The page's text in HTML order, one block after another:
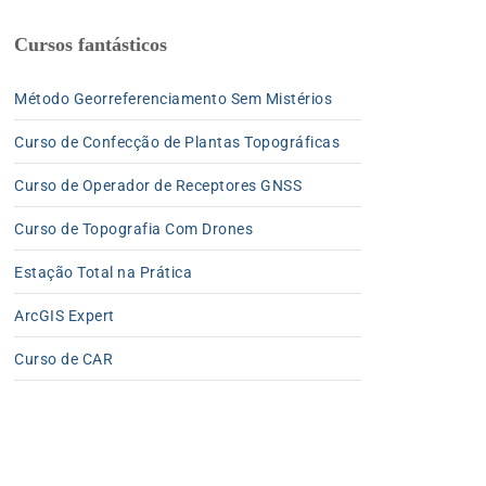
Cursos fantásticos
Método Georreferenciamento Sem Mistérios
Curso de Confecção de Plantas Topográficas
Curso de Operador de Receptores GNSS
Curso de Topografia Com Drones
Estação Total na Prática
ArcGIS Expert
Curso de CAR